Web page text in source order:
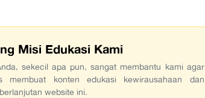
Misi Edukasi Kami
sekecil apa pun, sangat membantu kami agar
membuat konten edukasi kewirausahaan dan
website ini.